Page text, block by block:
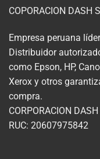
COPORACION DASH
Empresa peruana
Distribuidor
como Epson, HP,
Xerox y otros
compra.
CORPORACION
RUC: 20607975842